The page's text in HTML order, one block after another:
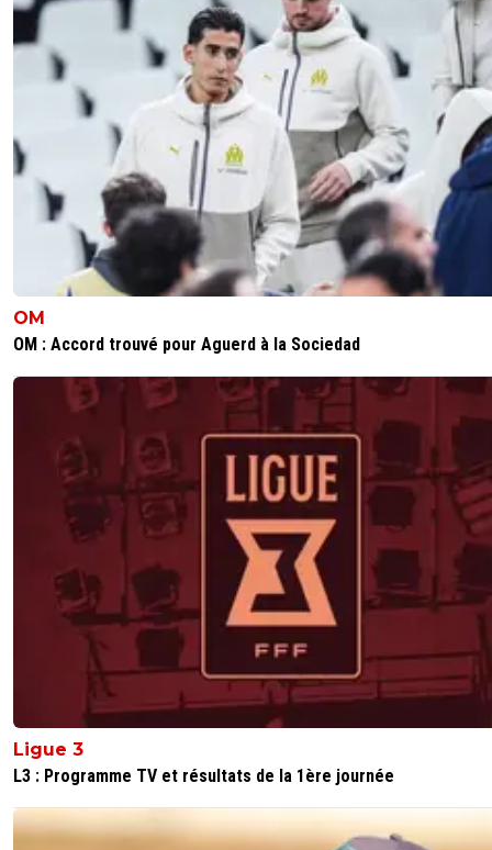
OM
OM : Accord trouvé pour Aguerd à la Sociedad
Ligue 3
L3 : Programme TV et résultats de la 1ère journée